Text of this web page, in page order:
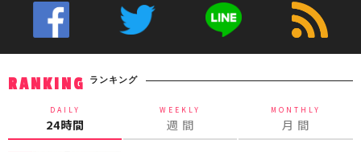
RANKING ランキング
DAILY
24時間
WEEKLY
週 間
MONTHLY
月 間